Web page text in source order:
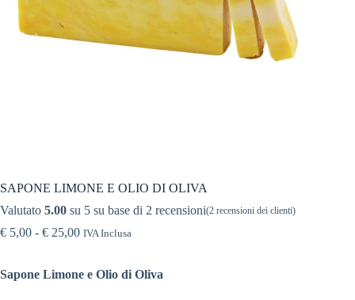
SAPONE LIMONE E OLIO DI OLIVA
Valutato 5.00 su 5 su base di 2 recensioni(2 recensioni dei clienti)
€ 5,00 - € 25,00 IVA Inclusa
Sapone Limone e Olio di Oliva